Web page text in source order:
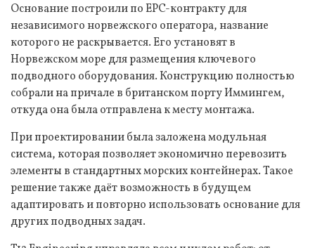
Основание построили по EPC-контракту для
независимого норвежского оператора, название
которого не раскрывается. Его установят в
Норвежском море для размещения ключевого
подводного оборудования. Конструкцию полностью
собрали на причале в британском порту Иммингем,
откуда она была отправлена к месту монтажа.
При проектировании была заложена модульная
система, которая позволяет экономично перевозить
элементы в стандартных морских контейнерах. Такое
решение также даёт возможность в будущем
адаптировать и повторно использовать основание для
других подводных задач.